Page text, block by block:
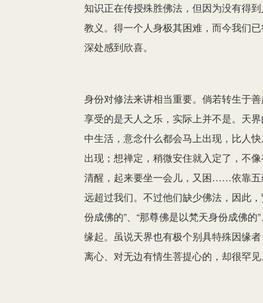
知识正在传授殊胜佛法，但因为没有得
教义。得一个人身极其困难，而今我们
深处感到欣喜。
身份对修法来讲相当重要。倘若转生于
享受的是天人之乐，实际上并不是。天
中生活，意念什么都会马上出现，比人
出现；想禅定，稍微安住就入定了，不
清醒，起来要坐一会儿，又困……依靠五
远超过我们。不过他们缺少佛法，因此
份成佛的”、“那尊佛是以梵天身份成佛
缘起。虽说天界也有极个别具特殊因缘
离心、对无边有情生菩提心的，却很罕见